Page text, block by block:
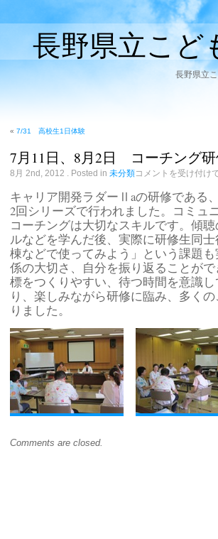
長野県立こど
長野県立
« 7/31 高校生1日体験
7月11日、8月2日 コーチン
8月 2nd, 2012 . Posted in 未分類7
月
日、
月
2
日
コ
ー
チ
ン
グ
研
修
は
コメントを受け付け
キャリア開発ラダーⅡaの研修である
2回シリーズで行われました。コミュ
コーチングは大切なスキルです。傾
ルなどを学んだ後、実際に研修生同
棟などで使ってみよう」という課題
係の大切さ、自分を振り返ることが
標をつくりやすい、待つ時間を意識
り、楽しみながら研修に臨み、多く
りました。
Comments are closed.